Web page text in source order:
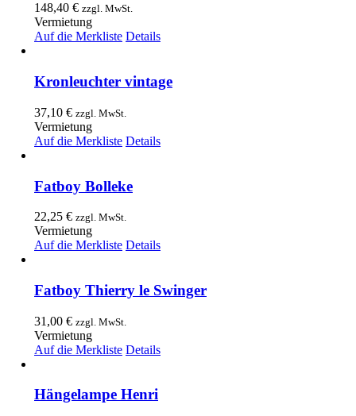
148,40 € zzgl. MwSt.
Vermietung
Auf die Merkliste Details
Kronleuchter vintage
37,10 € zzgl. MwSt.
Vermietung
Auf die Merkliste Details
Fatboy Bolleke
22,25 € zzgl. MwSt.
Vermietung
Auf die Merkliste Details
Fatboy Thierry le Swinger
31,00 € zzgl. MwSt.
Vermietung
Auf die Merkliste Details
Hängelampe Henri